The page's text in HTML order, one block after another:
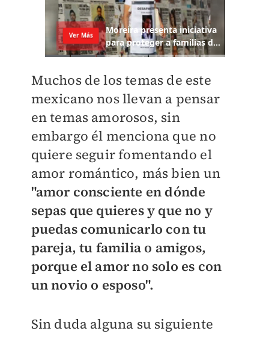
Muchos de los temas de este
mexicano nos llevan a pensar
en temas amorosos, sin
embargo él menciona que no
quiere seguir fomentando el
amor romántico, más bien un
"amor consciente en dónde
sepas que quieres y que no y
puedas comunicarlo con tu
pareja, tu familia o amigos,
porque el amor no solo es con
un novio o esposo".
Sin duda alguna su siguiente